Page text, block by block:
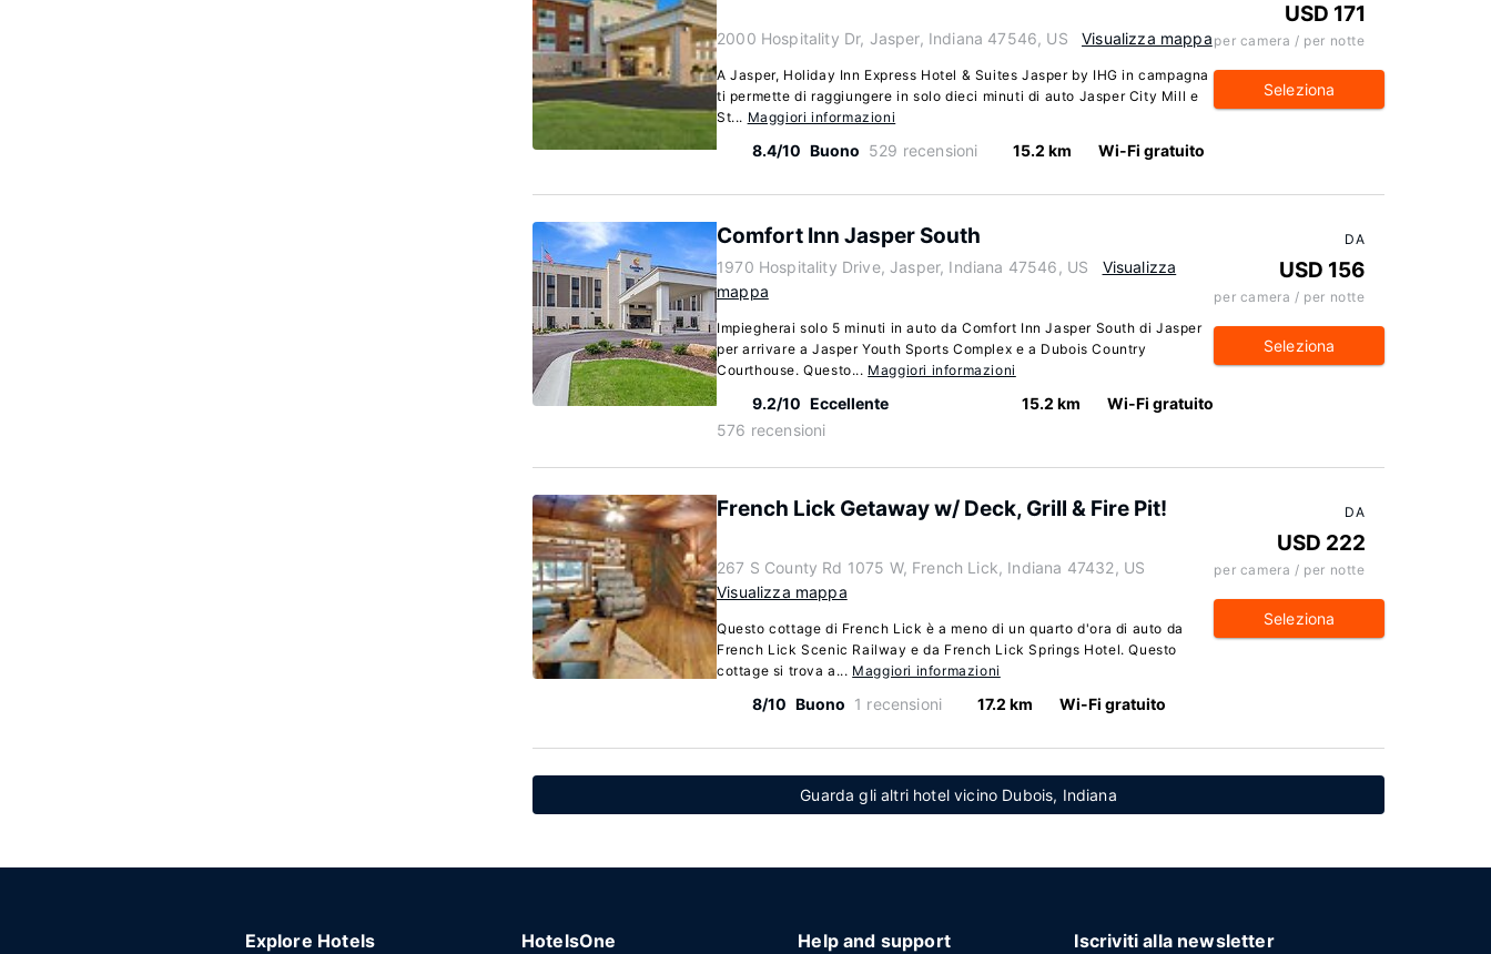
2000 Hospitality Dr, Jasper, Indiana 47546, US Visualizza mappa
A Jasper, Holiday Inn Express Hotel & Suites Jasper by IHG in campagna
ti permette di raggiungere in solo dieci minuti di auto Jasper City Mill e
St... Maggiori informazioni
8.4/10 Buono 529 recensioni 15.2 km Wi-Fi gratuito
USD 171
per camera / per notte
Seleziona
Comfort Inn Jasper South
1970 Hospitality Drive, Jasper, Indiana 47546, US
Visualizza
mappa
Impiegherai solo 5 minuti in auto da Comfort Inn Jasper South di Jasper
per arrivare a Jasper Youth Sports Complex e a Dubois Country
Courthouse. Questo... Maggiori informazioni
9.2/10 Eccellente
576 recensioni
15.2 km Wi-Fi gratuito
DA
USD 156
per camera / per notte
Seleziona
French Lick Getaway w/ Deck, Grill & Fire Pit!
267 S County Rd 1075 W, French Lick, Indiana 47432, US
Visualizza mappa
Questo cottage di French Lick è a meno di un quarto d'ora di auto da
French Lick Scenic Railway e da French Lick Springs Hotel. Questo
cottage si trova a... Maggiori informazioni
8/10 Buono 1 recensioni 17.2 km Wi-Fi gratuito
DA
USD 222
per camera / per notte
Seleziona
Guarda gli altri hotel vicino Dubois, Indiana
Explore Hotels HotelsOne Help and support Iscriviti alla newsletter